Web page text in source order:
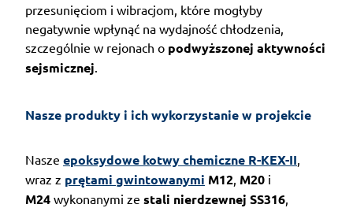
przesunięciom i wibracjom, które mogłyby
negatywnie wpłynąć na wydajność chłodzenia,
szczególnie w rejonach o podwyższonej aktywności
sejsmicznej
Nasze produkty i ich wykorzystanie w projekcie
Nasze epoksydowe kotwy chemiczne R-KEX-II
wraz z prętami gwintowanymi M12 M20 i
M24 wykonanymi ze stali nierdzewnej SS316